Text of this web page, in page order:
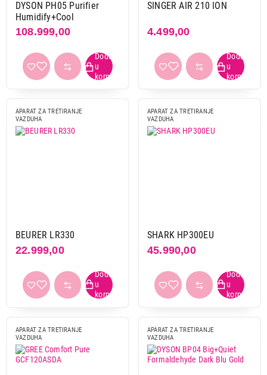
DYSON PH05 Purifier
Humidify+Cool
108.999,00
SINGER AIR 210 ION
4.499,00
APARAT ZA TRETIRANJE
VAZDUHA
BEURER LR330
22.999,00
APARAT ZA TRETIRANJE
VAZDUHA
SHARK HP300EU
45.990,00
APARAT ZA TRETIRANJE
VAZDUHA
APARAT ZA TRETIRANJE
VAZDUHA